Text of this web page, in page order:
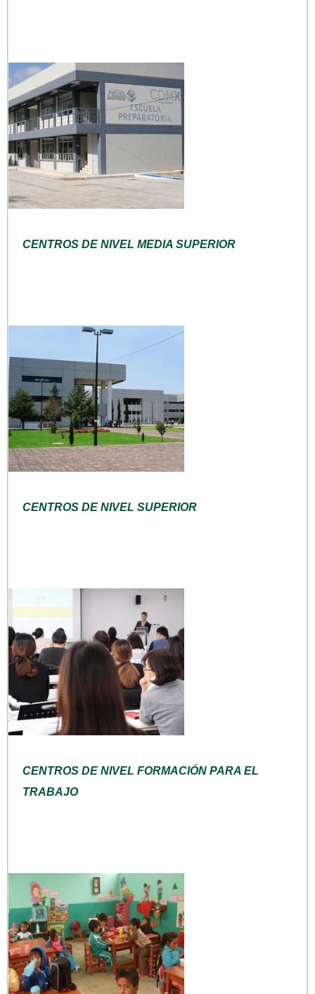
CENTROS DE NIVEL MEDIA SUPERIOR
CENTROS DE NIVEL SUPERIOR
CENTROS DE NIVEL FORMACIÓN PARA EL
TRABAJO